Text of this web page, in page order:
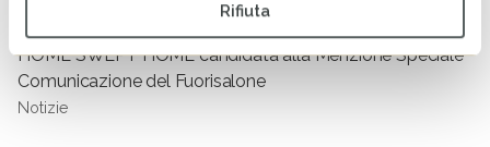
Rifiuta
HOME SWEPT HOME candidata alla Menzione Speciale
Comunicazione del Fuorisalone
Notizie